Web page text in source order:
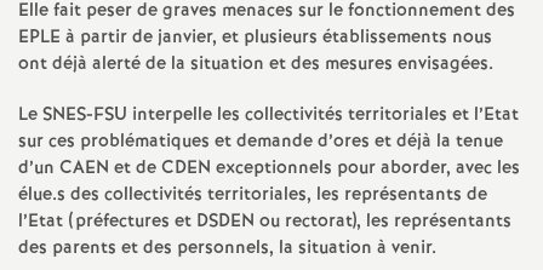
o
n
a
l
Elle fait peser de graves menaces sur le fonctionnement des
EPLE à partir de janvier, et plusieurs établissements nous
ont déjà alerté de la situation et des mesures envisagées.
Le SNES-FSU interpelle les collectivités territoriales et l’Etat
sur ces problématiques et demande d’ores et déjà la tenue
d’un CAEN et de CDEN exceptionnels pour aborder, avec les
élue.s des collectivités territoriales, les représentants de
l’Etat (préfectures et DSDEN ou rectorat), les représentants
des parents et des personnels, la situation à venir.